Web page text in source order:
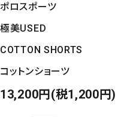
ポロスポーツ
極美USED
COTTON SHORTS
コットンショーツ
13,200円(税1,200円)